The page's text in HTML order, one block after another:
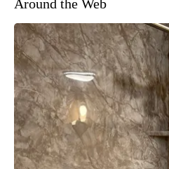
Around the Web